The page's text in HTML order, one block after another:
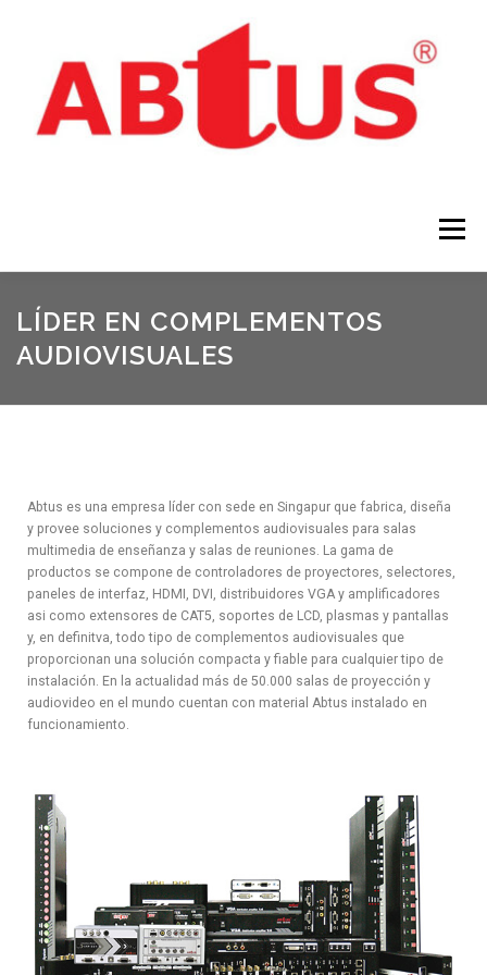
Menú
INICIO PRODUCTOS NOTÍCIAS
LÍDER EN COMPLEMENTOS
AUDIOVISUALES
Abtus es una empresa líder con sede en Singapur que fabrica, diseña
y provee soluciones y complementos audiovisuales para salas
multimedia de enseñanza y salas de reuniones. La gama de
productos se compone de controladores de proyectores, selectores,
paneles de interfaz, HDMI, DVI, distribuidores VGA y amplificadores
asi como extensores de CAT5, soportes de LCD, plasmas y pantallas
y, en definitva, todo tipo de complementos audiovisuales que
proporcionan una solución compacta y fiable para cualquier tipo de
instalación. En la actualidad más de 50.000 salas de proyección y
audiovideo en el mundo cuentan con material Abtus instalado en
funcionamiento.